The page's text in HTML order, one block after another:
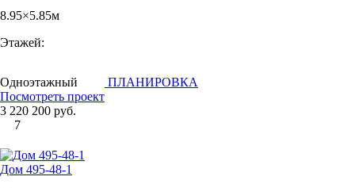
8.95×5.85м
Этажей:
Одноэтажный
ПЛАНИРОВКА
Посмотреть проект
3 220 200 руб.
7
Дом 495-48-1